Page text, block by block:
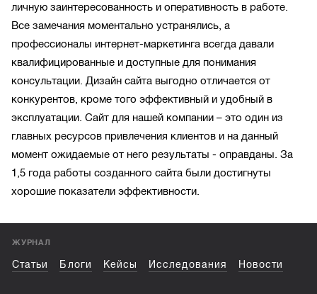
личную заинтересованность и оперативность в работе.
Все замечания моментально устранялись, а
профессионалы интернет-маркетинга всегда давали
квалифицированные и доступные для понимания
консультации. Дизайн сайта выгодно отличается от
конкурентов, кроме того эффективный и удобный в
эксплуатации. Сайт для нашей компании – это один из
главных ресурсов привлечения клиентов и на данный
момент ожидаемые от него результаты - оправданы. За
1,5 года работы созданного сайта были достигнуты
хорошие показатели эффективности.
ЖУРНАЛ
Статьи Блоги Кейсы Исследования Новости